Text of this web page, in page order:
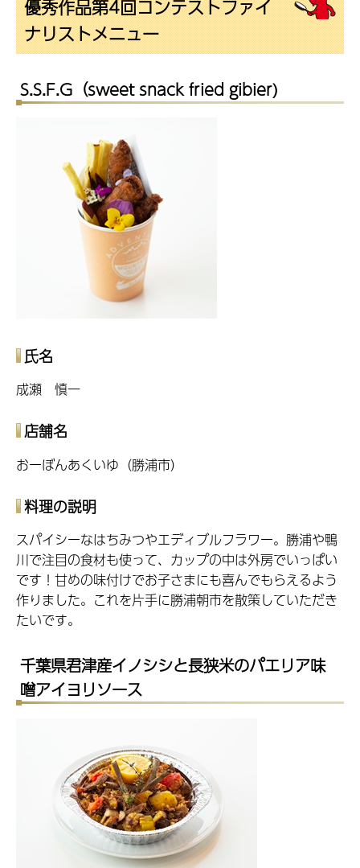
優秀作品第4回コンテストファイ
ナリストメニュー
S.S.F.G（sweet snack fried gibier)
氏名
成瀬 慎一
店舗名
おーぼんあくいゆ（勝浦市）
料理の説明
スパイシーなはちみつやエディブルフラワー。勝浦や鴨
川で注目の食材も使って、カップの中は外房でいっぱい
です！甘めの味付けでお子さまにも喜んでもらえるよう
作りました。これを片手に勝浦朝市を散策していただき
たいです。
千葉県君津産イノシシと長狭米のパエリア味
噌アイヨリソース